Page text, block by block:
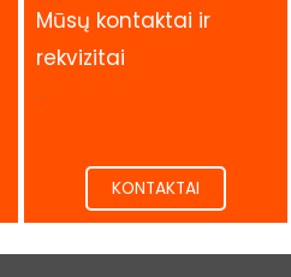
Mūsų kontaktai ir
rekvizitai
.
KONTAKTAI